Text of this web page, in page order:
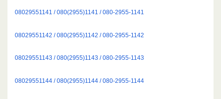
08029551141 / 080(2955)1141 / 080-2955-1141
08029551142 / 080(2955)1142 / 080-2955-1142
08029551143 / 080(2955)1143 / 080-2955-1143
08029551144 / 080(2955)1144 / 080-2955-1144